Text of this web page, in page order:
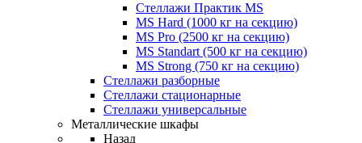
Стеллажи Практик MS
MS Hard (1000 кг на секцию)
MS Pro (2500 кг на секцию)
MS Standart (500 кг на секцию)
MS Strong (750 кг на секцию)
Стеллажи разборные
Стеллажи стационарные
Стеллажи универсальные
Металлические шкафы
Назад